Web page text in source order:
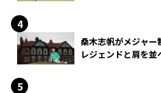
桑木志帆がメジャ
レジェンドと肩を並